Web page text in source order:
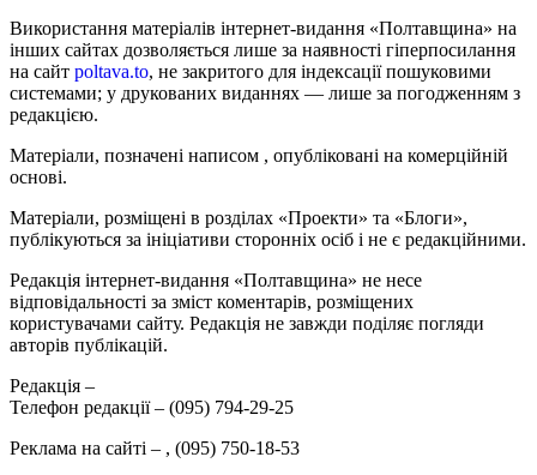
Використання матеріалів інтернет-видання «Полтавщина» на
інших сайтах дозволяється лише за наявності гіперпосилання
на сайт poltava.to, не закритого для індексації пошуковими
системами; у друкованих виданнях — лише за погодженням з
редакцією.
Матеріали, позначені написом , опубліковані на комерційній
основі.
Матеріали, розміщені в розділах «Проекти» та «Блоги»,
публікуються за ініціативи сторонніх осіб і не є редакційними.
Редакція інтернет-видання «Полтавщина» не несе
відповідальності за зміст коментарів, розміщених
користувачами сайту. Редакція не завжди поділяє погляди
авторів публікацій.
Редакція –
Телефон редакції – (095) 794-29-25
Реклама на сайті – , (095) 750-18-53